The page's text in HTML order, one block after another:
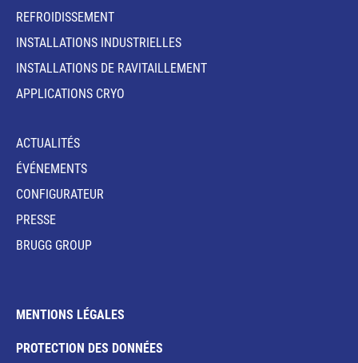
REFROIDISSEMENT
INSTALLATIONS INDUSTRIELLES
INSTALLATIONS DE RAVITAILLEMENT
APPLICATIONS CRYO
ACTUALITÉS
ÉVÉNEMENTS
CONFIGURATEUR
PRESSE
BRUGG GROUP
MENTIONS LÉGALES
PROTECTION DES DONNÉES